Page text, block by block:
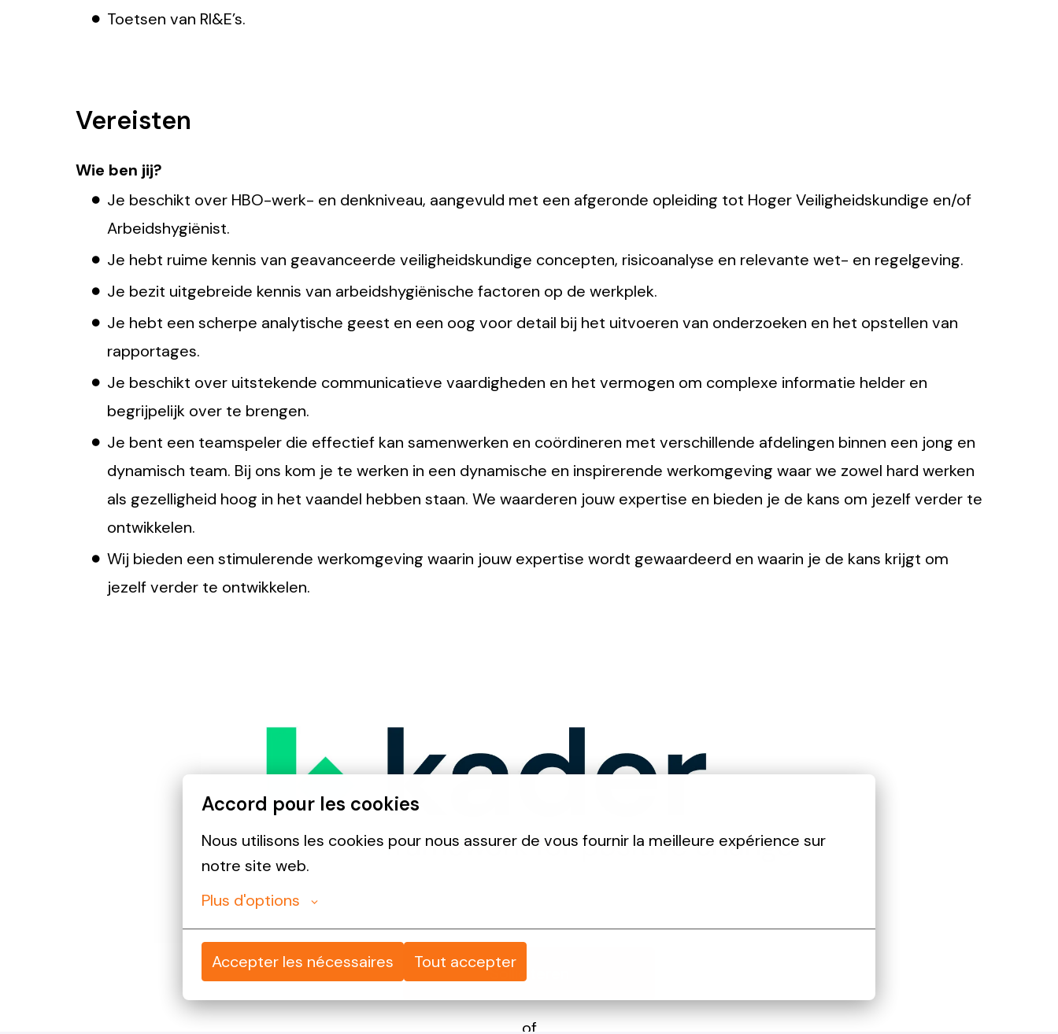
Accord pour les cookies
Nous utilisons les cookies pour nous assurer de vous fournir la meilleure expérience sur
notre site web.
Plus d'options
Accepter les nécessaires Tout accepter
Toetsen van RI&E’s.
Vereisten
Wie ben jij?
Je beschikt over HBO-werk- en denkniveau, aangevuld met een afgeronde opleiding tot Hoger Veiligheidskundige en/of
Arbeidshygiënist.
Je hebt ruime kennis van geavanceerde veiligheidskundige concepten, risicoanalyse en relevante wet- en regelgeving.
Je bezit uitgebreide kennis van arbeidshygiënische factoren op de werkplek.
Je hebt een scherpe analytische geest en een oog voor detail bij het uitvoeren van onderzoeken en het opstellen van
rapportages.
Je beschikt over uitstekende communicatieve vaardigheden en het vermogen om complexe informatie helder en
begrijpelijk over te brengen.
Je bent een teamspeler die effectief kan samenwerken en coördineren met verschillende afdelingen binnen een jong en
dynamisch team. Bij ons kom je te werken in een dynamische en inspirerende werkomgeving waar we zowel hard werken
als gezelligheid hoog in het vaandel hebben staan. We waarderen jouw expertise en bieden je de kans om jezelf verder te
ontwikkelen.
Wij bieden een stimulerende werkomgeving waarin jouw expertise wordt gewaardeerd en waarin je de kans krijgt om
jezelf verder te ontwikkelen.
Solliciteren
of